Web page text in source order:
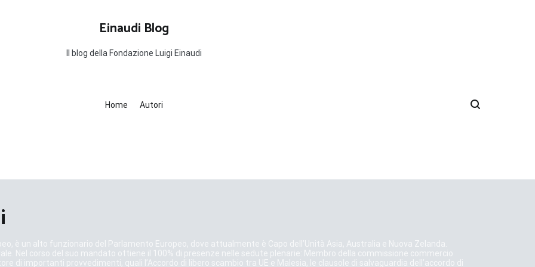
Einaudi Blog
Il blog della Fondazione Luigi Einaudi
Home Autori
è un alto funzionario del Parlamento Europeo, dove attualmente è Capo dell’Unità Asia, Australia e Nuova Zelanda.
Nel corso del suo mandato ottiene il 100% di presenze nelle sedute plenarie: Membro della commissione commercio
di importanti provvedimenti, quali l’Accordo di libero scambio tra UE e Malesia, le clausole di salvaguardia dell’accordo di